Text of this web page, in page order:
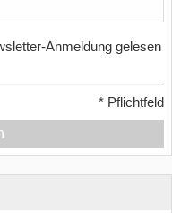
Anmeldung gelesen
* Pflichtfeld